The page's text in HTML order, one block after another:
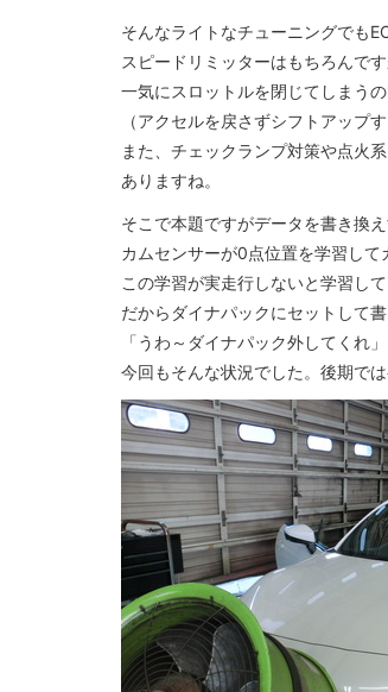
そんなライトなチューニングでも
スピードリミッターはもちろんで
一気にスロットルを閉じてしまう
（アクセルを戻さずシフトアップ
また、チェックランプ対策や点火
ありますね。
そこで本題ですがデータを書き換
カムセンサーが0点位置を学習して
この学習が実走行しないと学習し
だからダイナパックにセットして
「うわ～ダイナパック外してくれ
今回もそんな状況でした。後期で